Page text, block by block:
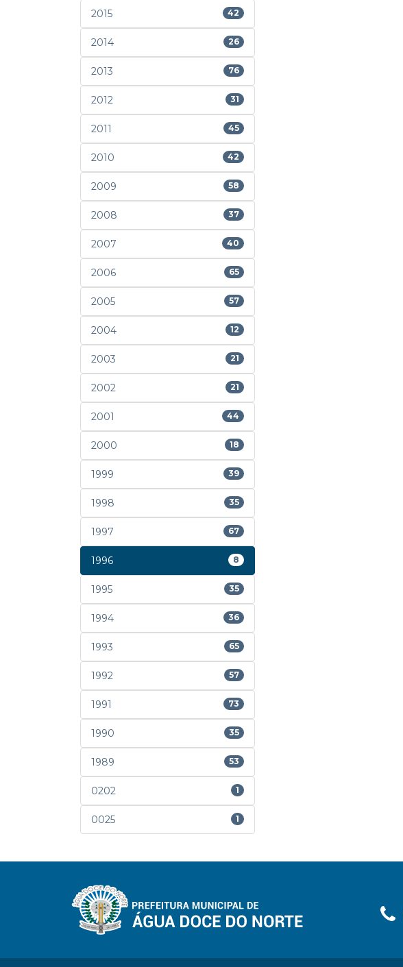
2015 42
2014 26
2013 76
2012 31
2011 45
2010 42
2009 58
2008 37
2007 40
2006 65
2005 57
2004 12
2003 21
2002 21
2001 44
2000 18
1999 39
1998 35
1997 67
1996 8
1995 35
1994 36
1993 65
1992 57
1991 73
1990 35
1989 53
0202 1
0025 1